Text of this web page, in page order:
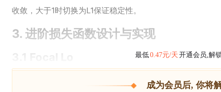
收敛，大于1时切换为L1保证稳定性。
3. 进阶损失函数设计与实现
最低0.47元/天 开通会员,解
成为会员后, 你将